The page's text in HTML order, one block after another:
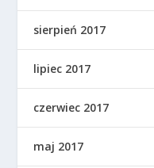
sierpień 2017
lipiec 2017
czerwiec 2017
maj 2017